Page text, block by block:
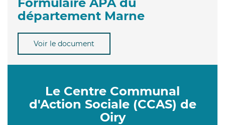
département Marne
Voir le document
Le Centre Communal
d'Action Sociale (CCAS) de
Oiry